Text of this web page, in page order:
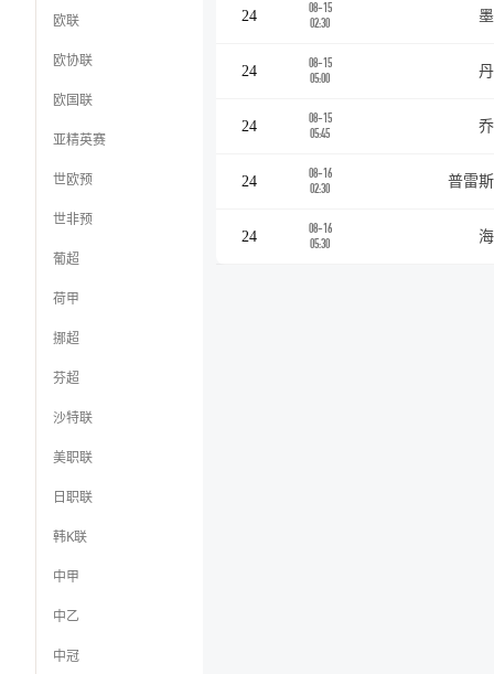
欧联
欧协联
欧国联
亚精英赛
世欧预
世非预
葡超
荷甲
挪超
芬超
沙特联
美职联
日职联
韩K联
中甲
中乙
中冠
24
08-15
02:30
24
08-15
05:00
24
08-15
05:45
24
08-16
02:30
普雷
24
08-16
05:30